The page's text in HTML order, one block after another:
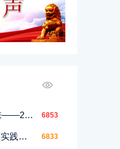
潮起自贸港 文化绘未来——2025第十届三亚国际文博会将于12月26日盛大启幕 6853
2023年中国大学生工程实践与创新能力大赛在西北工业大学开赛 6833